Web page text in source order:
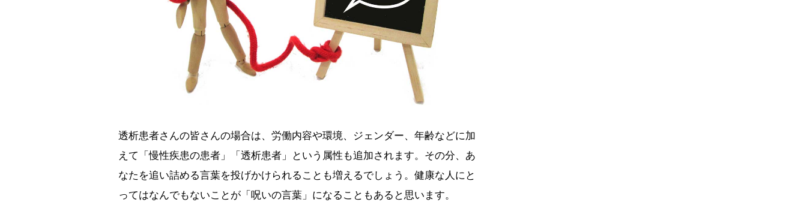
透析患者さんの皆さんの場合は、労働内容や環境、ジェンダー、年齢などに加
えて「慢性疾患の患者」「透析患者」という属性も追加されます。その分、あ
なたを追い詰める言葉を投げかけられることも増えるでしょう。健康な人にと
ってはなんでもないことが「呪いの言葉」になることもあると思います。